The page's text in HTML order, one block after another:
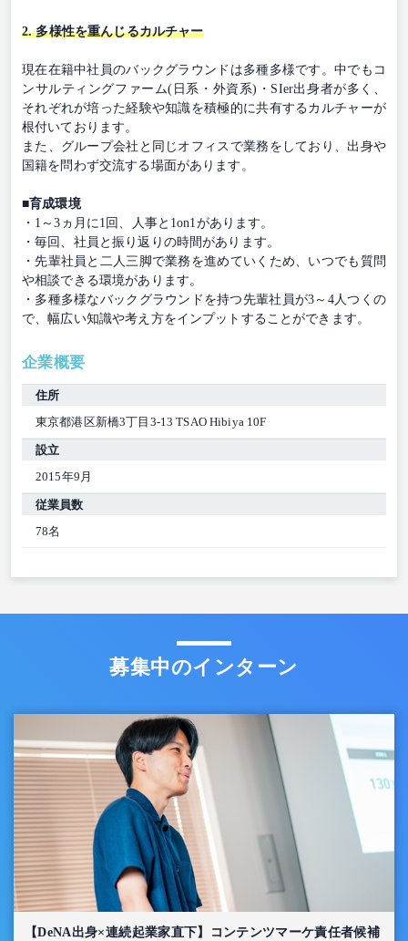
2. 多様性を重んじるカルチャー
現在在籍中社員のバックグラウンドは多種多様です。中でもコ
ンサルティングファーム(日系・外資系)・SIer出身者が多く、
それぞれが培った経験や知識を積極的に共有するカルチャーが
根付いております。
また、グループ会社と同じオフィスで業務をしており、出身や
国籍を問わず交流する場面があります。
■育成環境
・1～3ヵ月に1回、人事と1on1があります。
・毎回、社員と振り返りの時間があります。
・先輩社員と二人三脚で業務を進めていくため、いつでも質問
や相談できる環境があります。
・多種多様なバックグラウンドを持つ先輩社員が3～4人つくの
で、幅広い知識や考え方をインプットすることができます。
企業概要
住所
東京都港区新橋3丁目3-13 TSAO Hibiya 10F
設立
2015年9月
従業員数
78名
募集中のインターン
【DeNA出身×連続起業家直下】コンテンツマーケ責任者候補